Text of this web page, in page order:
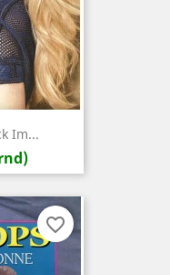
Im...
favorite_border